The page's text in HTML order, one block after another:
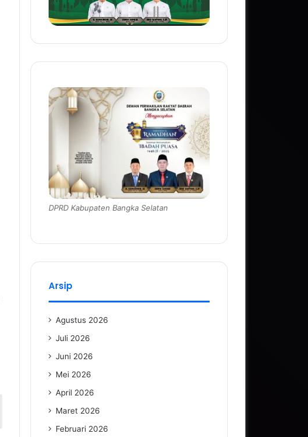
DPRD Kabupaten Bangka Selatan
Arsip
Agustus 2026
Juli 2026
Juni 2026
Mei 2026
April 2026
Maret 2026
Februari 2026